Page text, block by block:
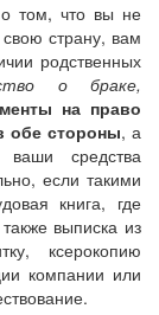
том, что вы не
страну, вам
родственных
о браке,
на право
обе стороны, а
средства
если такими
книга, где
выписка из
ксерокопию
компании или